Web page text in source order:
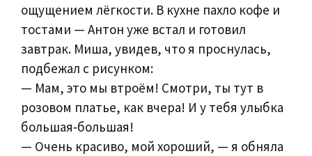
ощущением лёгкости. В кухне пахло кофе и
тостами — Антон уже встал и готовил
завтрак. Миша, увидев, что я проснулась,
подбежал с рисунком:
— Мам, это мы втроём! Смотри, ты тут в
розовом платье, как вчера! И у тебя улыбка
большая‑большая!
— Очень красиво, мой хороший, — я обняла